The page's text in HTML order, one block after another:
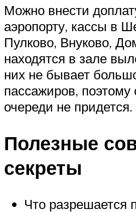
Можно внести
аэропорту, кассы в
Пулково, Внуково,
находятся в зале
них не бывает
пассажиров, поэтому
очереди не придется.
Полезные
секреты
Что разрешается